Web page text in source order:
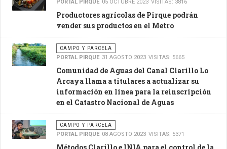
PORTAL PIRQUE 05 OCTUBRE 2023 VISITAS: 3816
Productores agrícolas de Pirque podrán
vender sus productos en el Metro
CAMPO Y PARCELA
PORTAL PIRQUE 31 AGOSTO 2023 VISITAS: 5665
Comunidad de Aguas del Canal Clarillo Lo
Arcaya llama a titulares a actualizar su
información en línea para la reinscripción
en el Catastro Nacional de Aguas
CAMPO Y PARCELA
PORTAL PIRQUE 08 AGOSTO 2023 VISITAS: 5371